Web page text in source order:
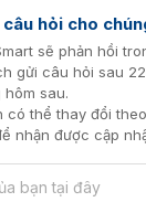
câu hỏi cho
sẽ phản hồi
gửi câu hỏi sau
sau.
có thể thay đổi
nhận được cập